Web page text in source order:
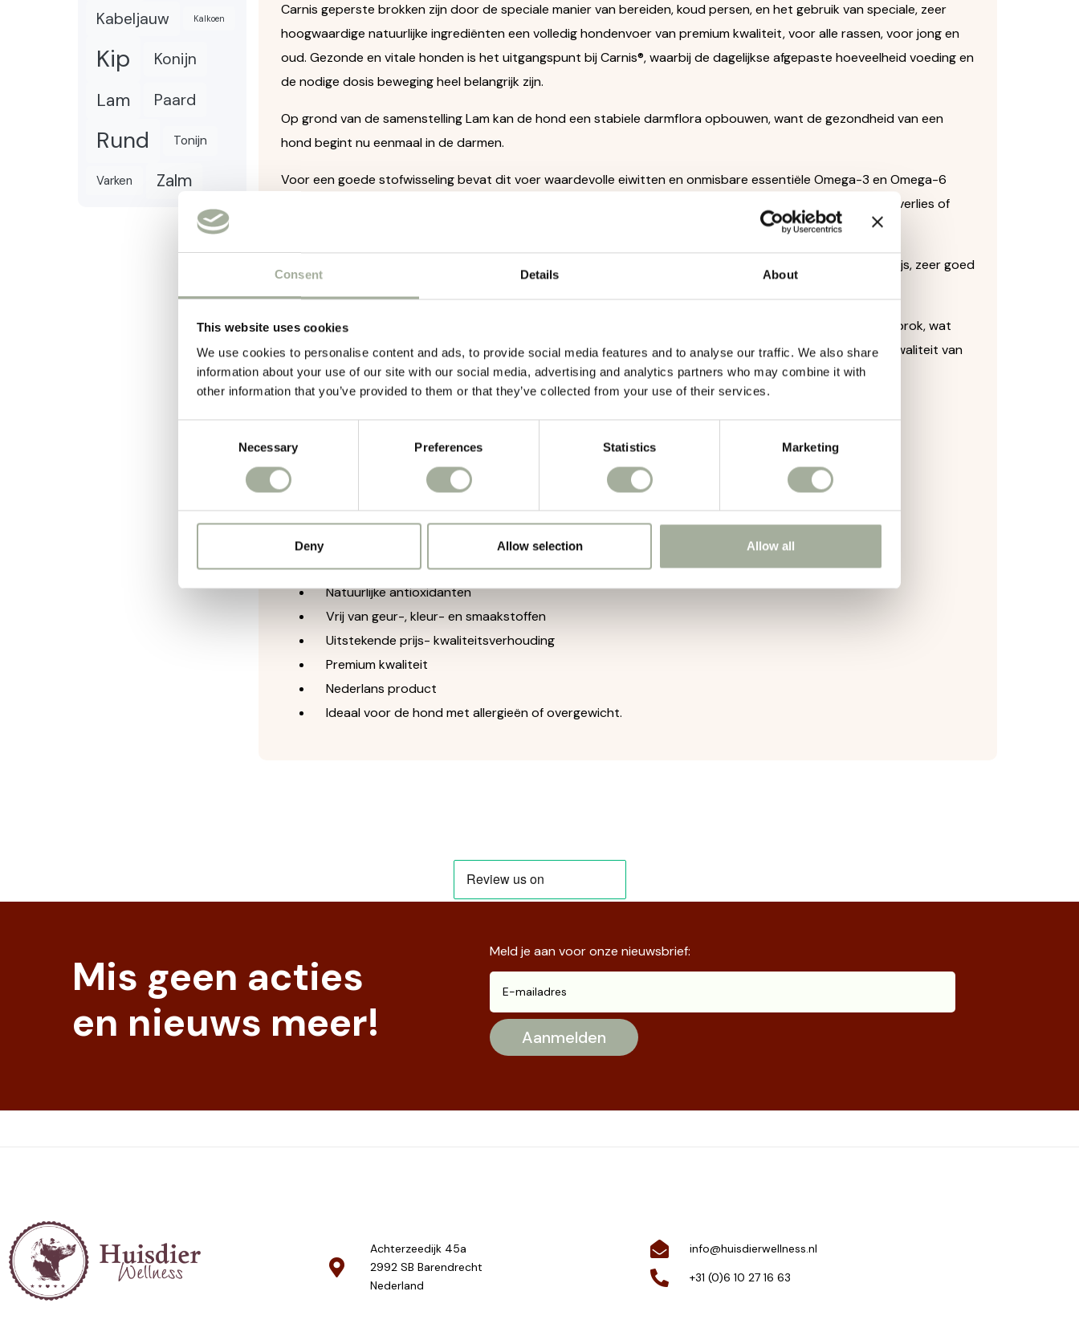
Consent Details About
This website uses cookies
We use cookies to personalise content and ads, to provide social media features and to analyse our traffic. We also share
information about your use of our site with our social media, advertising and analytics partners who may combine it with
other information that you’ve provided to them or that they’ve collected from your use of their services.
Necessary Preferences Statistics Marketing
Deny Allow selection Allow all
Kabeljauw Kalkoen
Kip Konijn
Lam Paard
Rund Tonijn
Varken Zalm
Carnis geperste brokken zijn door de speciale manier van bereiden, koud persen, en het gebruik van speciale, zeer
hoogwaardige natuurlijke ingrediënten een volledig hondenvoer van premium kwaliteit, voor alle rassen, voor jong en
oud. Gezonde en vitale honden is het uitgangspunt bij Carnis®, waarbij de dagelijkse afgepaste hoeveelheid voeding en
de nodige dosis beweging heel belangrijk zijn.
Op grond van de samenstelling Lam kan de hond een stabiele darmflora opbouwen, want de gezondheid van een
hond begint nu eenmaal in de darmen.
Voor een goede stofwisseling bevat dit voer waardevolle eiwitten en onmisbare essentiële Omega-3 en Omega-6
vetzuren. Het persen van de brok gebeurt bij een relatief lage temperatuur (ca. 75 °C), waardoor er geen verlies of
De Lam brok is een volledige en gezonde, hypoallergene, 100 % glutenvrije voedingvoor een betaalbare prijs, zeer goed
Zoals algemeen bekend, is de dagelijkse portie voeding met een geperste brok minder t.o.v. een krokante brok, wat
tevens een lagere maagbelasting met zich meebrengt. Dit bevordert de gezondheid, wat te zien is in de kwaliteit van
de huid/ vacht en de ontlasting.
De geperste brok is een 100% natuurlijk product!
Omega 3 en 6
Minder volume, lagere maagbelasting
Hoge verteerbaarheid
Natuurlijke antioxidanten
Vrij van geur-, kleur- en smaakstoffen
Uitstekende prijs- kwaliteitsverhouding
Premium kwaliteit
Nederlans product
Ideaal voor de hond met allergieën of overgewicht.
Mis geen acties
en nieuws meer!
Meld je aan voor onze nieuwsbrief:
Achterzeedijk 45a
2992 SB Barendrecht
Nederland
info@huisdierwellness.nl
+31 (0)6 10 27 16 63